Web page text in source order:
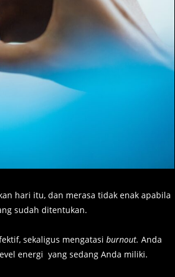
hari itu, dan merasa tidak enak apabila
sudah ditentukan.
sekaligus mengatasi burnout. Anda
energi yang sedang Anda miliki.